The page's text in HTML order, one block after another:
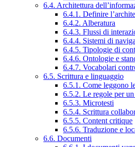
6.4. Architettura
6.4.1. Definire
6.4.2. Alberatura
6.4.3. Flussi di
6.4.4. Sistemi di
6.4.5. Tipologie di
6.4.6. Ontologie e
6.4.7. Vocabolari
6.5. Scrittura e linguaggio
6.5.1. Come leggono
6.5.2. Le regole per
6.5.3. Microtesti
6.5.4. Scrittura
6.5.5. Content critique
6.5.6. Traduzione e
6.6. Documenti